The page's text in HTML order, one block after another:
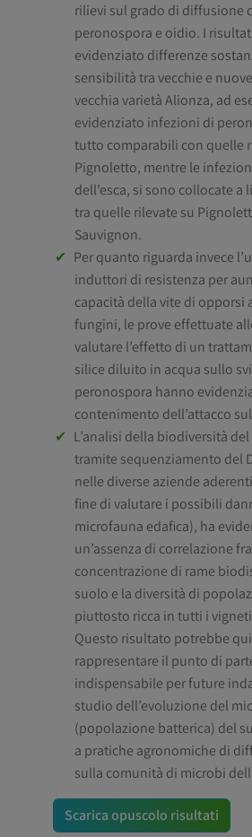
rilievi sul grado di diffusione
peronospora e oidio. I
evidenziato differenze
sensibilità tra vecchie e
vecchia varietà Alionza, ad
evidenziato infezioni di
tutto comparabili con quelle
Pignoletto, mentre le
dell’esca, si sono collocate
tra quelle rilevate su
Sauvignon.
Per quanto riguarda invece
induttori di resistenza per
capacità della vite di opporsi
fungini, le prove effettuate
valutare l’effetto di un
silice diluito in acqua sullo
peronospora hanno
contenimento dell’attacco
L’analisi della biodiversità
tramite sequenziamento del
nelle diverse aziende
fine di valutare i possibili
microfauna edafica), ha
un’assenza di correlazione
concentrazione di rame
suolo e la diversità di
piuttosto ricca in tutti i
Questo risultato potrebbe
rappresentare il punto di
indispensabile per future
studio dell’evoluzione del
(popolazione batterica) del
a pratiche agronomiche di
sulla comunità di microbi
Scarica opuscolo risultati